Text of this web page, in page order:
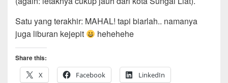
Satu yang terakhir: MAHAL! tapi biarlah.. namanya
juga liburan kejepit
hehehehe
Share this:
X
Facebook LinkedIn